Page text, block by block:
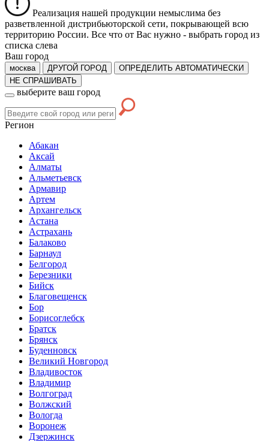
Реализация нашей продукции немыслима без
разветвленной дистрибьюторской сети, покрывающей всю
территорию России. Все что от Вас нужно - выбрать город из
списка слева
Ваш город
москва ДРУГОЙ ГОРОД
ОПРЕДЕЛИТЬ АВТОМАТИЧЕСКИ
НЕ СПРАШИВАТЬ
выберите ваш город
Регион
Абакан
Аксай
Алматы
Альметьевск
Армавир
Артем
Архангельск
Астана
Астрахань
Балаково
Барнаул
Белгород
Березники
Бийск
Благовещенск
Бор
Борисоглебск
Братск
Брянск
Буденновск
Великий Новгород
Владивосток
Владимир
Волгоград
Волжский
Вологда
Воронеж
Дзержинск